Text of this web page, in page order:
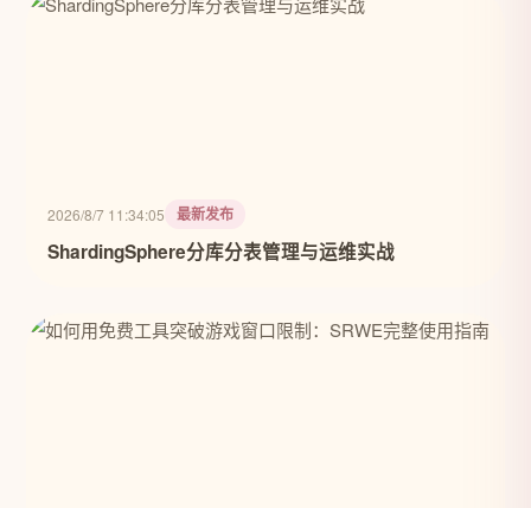
2026/8/7 11:34:05 最新发布
ShardingSphere分库分表管理与运维实战